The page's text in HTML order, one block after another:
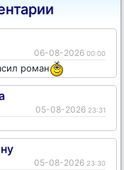
06-08-2026 00:00
роман
05-08-2026 23:31
05-08-2026 23:30